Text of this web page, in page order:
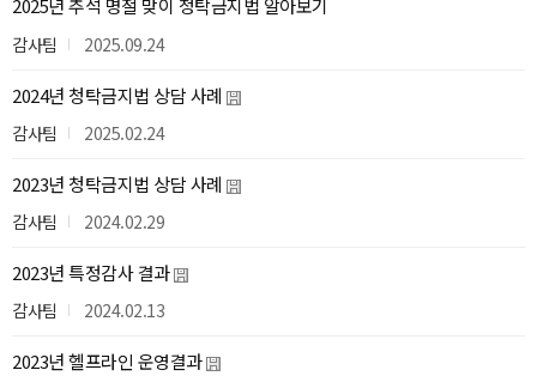
2025년 추석 명절 맞이 청탁금지법 알아보기
감사팀 2025.09.24
2024년 청탁금지법 상담 사례
감사팀 2025.02.24
2023년 청탁금지법 상담 사례
감사팀 2024.02.29
2023년 특정감사 결과
감사팀 2024.02.13
2023년 헬프라인 운영결과